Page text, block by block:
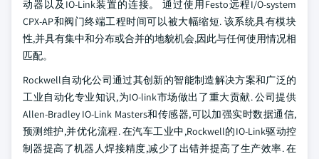
动器以及IO-Link装置的连接。 通过使用Festo远程I/O-system
CPX-AP和阀门终端工程时间可以被大幅缩短. 该系统具有模块
性,并具有集中和分布或合并的地貌机会,因此与任何使用情况相
匹配。
Rockwell自动化公司通过其创新的智能制造解决方案和广泛的
工业自动化专业知识,为IO-link市场做出了重大贡献. 公司提供
Allen-Bradley IO-Link Masters和传感器,可以加强实时数据通信,
预测维护,并优化流程. 在汽车工业中,Rockwell的IO-Link驱动控
制器提高了机器人焊接精度,减少了出错并提高了生产效率. 在